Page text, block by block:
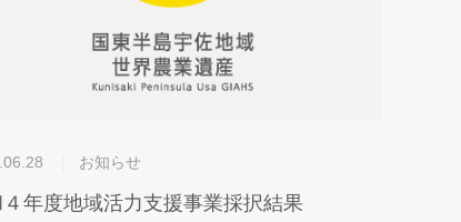
お知らせ
年度地域活力支援事業採択結果